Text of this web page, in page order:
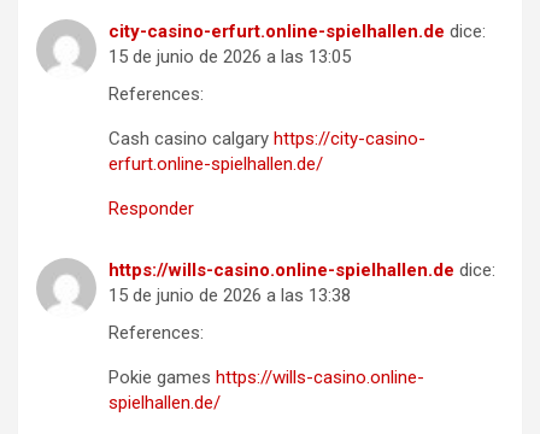
city-casino-erfurt.online-spielhallen.de dice:
15 de junio de 2026 a las 13:05
References:
Cash casino calgary https://city-casino-
erfurt.online-spielhallen.de/
Responder
https://wills-casino.online-spielhallen.de dice:
15 de junio de 2026 a las 13:38
References:
Pokie games https://wills-casino.online-
spielhallen.de/